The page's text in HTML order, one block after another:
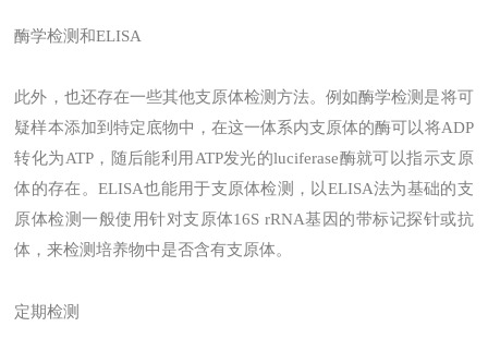
酶学检测和ELISA
此外，也还存在一些其他支原体检测方法。例如酶学检测是将可
疑样本添加到特定底物中，在这一体系内支原体的酶可以将ADP
转化为ATP，随后能利用ATP发光的luciferase酶就可以指示支原
体的存在。ELISA也能用于支原体检测，以ELISA法为基础的支
原体检测一般使用针对支原体16S rRNA基因的带标记探针或抗
体，来检测培养物中是否含有支原体。
定期检测